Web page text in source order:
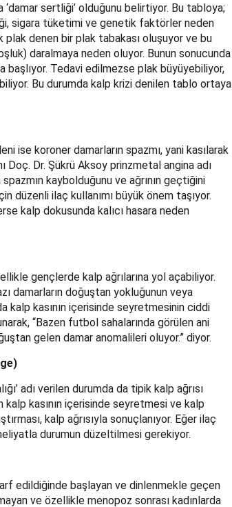
‘damar sertliği’ olduğunu belirtiyor. Bu tabloya;
sigara tüketimi ve genetik faktörler neden
denen bir plak tabakası oluşuyor ve bu
daralmaya neden oluyor. Bunun sonucunda
başlıyor. Tedavi edilmezse plak büyüyebiliyor,
Bu durumda kalp krizi denilen tablo ortaya
ise koroner damarların spazmı, yani kasılarak
Doç. Dr. Şükrü Aksoy prinzmetal angina adı
kaybolduğunu ve ağrının geçtiğini
düzenli ilaç kullanımı büyük önem taşıyor.
kalp dokusunda kalıcı hasara neden
gençlerde kalp ağrılarına yol açabiliyor.
damarların doğuştan yokluğunun veya
kalp kasının içerisinde seyretmesinin ciddi
“Bazen futbol sahalarında görülen ani
gelen damar anomalileri oluyor.” diyor.
adı verilen durumda da tipik kalp ağrısı
kasının içerisinde seyretmesi ve kalp
kalp ağrısıyla sonuçlanıyor. Eğer ilaç
durumun düzeltilmesi gerekiyor.
edildiğinde başlayan ve dinlenmekle geçen
ve özellikle menopoz sonrası kadınlarda